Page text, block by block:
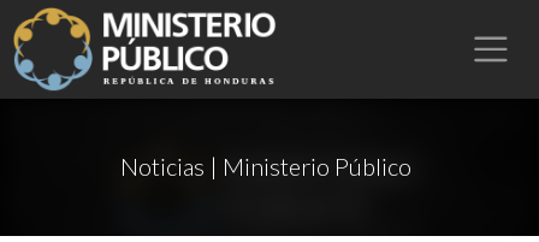
Noticias | Ministerio Público